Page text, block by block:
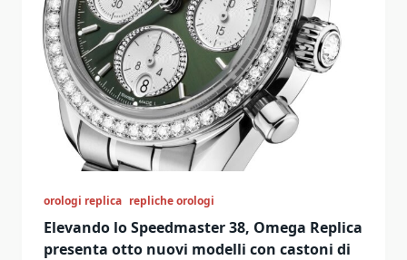
orologi replica repliche orologi
Elevando lo Speedmaster 38, Omega Replica
presenta otto nuovi modelli con castoni di